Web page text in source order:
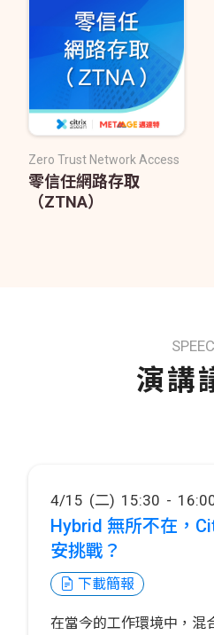
Zero Trust Network Access
零信任網路存取
（ZTNA）
演講
4/15 (二) 15:30 -
Hybrid 無所不在，
安挑戰？
下載簡報
在當今的工作環境中，混